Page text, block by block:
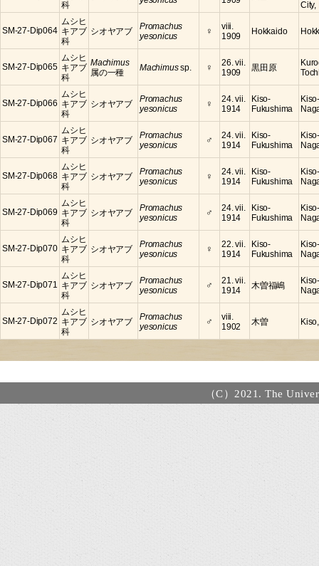
科
City,
SM-27-Dip064
ムシヒ
キアブ
科
シオヤアブ
Promachus
yesonicus
♀
viii.
1909
Hokkaido
SM-27-Dip065
ムシヒ
キアブ
科
Machimus
属の一種
Machimussp. ♀
26. vii.
1909
黒田原
SM-27-Dip066
ムシヒ
キアブ
科
シオヤアブ
Promachus
yesonicus
♀
24. vii.
1914
Kiso-
Fukushima
SM-27-Dip067
ムシヒ
キアブ
科
シオヤアブ
Promachus
yesonicus
♂
24. vii.
1914
Kiso-
Fukushima
SM-27-Dip068
ムシヒ
キアブ
科
シオヤアブ
Promachus
yesonicus
♀
24. vii.
1914
Kiso-
Fukushima
SM-27-Dip069
ムシヒ
キアブ
科
シオヤアブ
Promachus
yesonicus
♂
24. vii.
1914
Kiso-
Fukushima
SM-27-Dip070
ムシヒ
キアブ
科
シオヤアブ
Promachus
yesonicus
♀
22. vii.
1914
Kiso-
Fukushima
SM-27-Dip071
ムシヒ
キアブ
科
シオヤアブ
Promachus
yesonicus
♂
21. vii.
1914
木曽福嶋
SM-27-Dip072
ムシヒ
キアブ
科
シオヤアブ
Promachus
yesonicus
♂
viii.
1902
木曽
（C）2021. The